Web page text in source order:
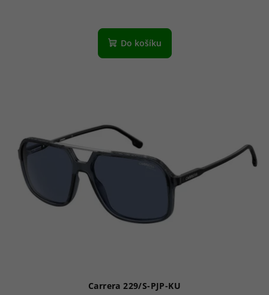
Do košíku
Carrera 229/S-PJP-KU